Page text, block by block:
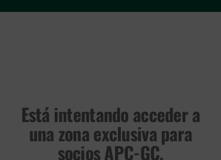
Está intentando acceder a
una zona exclusiva para
socios APC-GC.